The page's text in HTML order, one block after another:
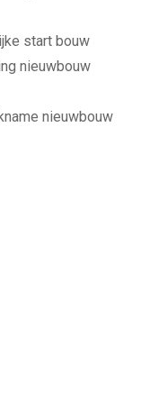
start bouw
nieuwbouw
nieuwbouw